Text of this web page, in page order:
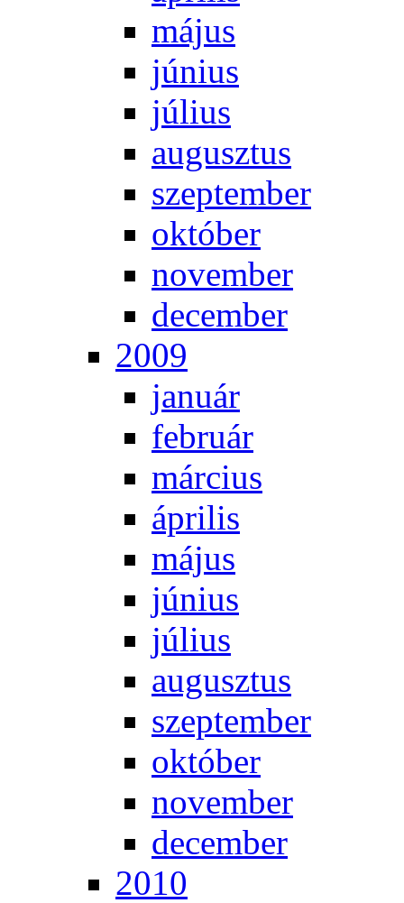
má­jus
jú­ni­us
jú­li­us
au­gusz­tus
szep­tem­ber
ok­tó­ber
no­vem­ber
de­cem­ber
2009
ja­nu­ár
feb­ru­ár
már­ci­us
áp­ri­lis
má­jus
jú­ni­us
jú­li­us
au­gusz­tus
szep­tem­ber
ok­tó­ber
no­vem­ber
de­cem­ber
2010